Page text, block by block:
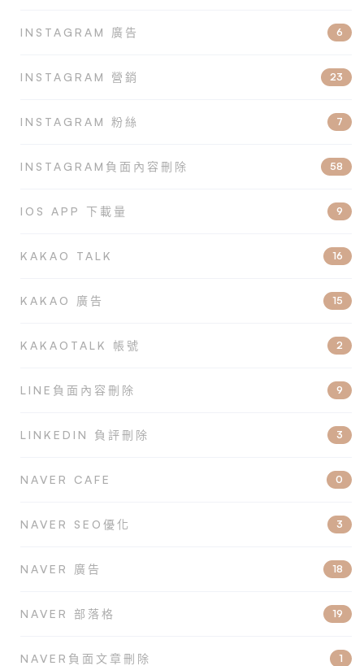
INSTAGRAM 廣告 6
INSTAGRAM 營銷 23
INSTAGRAM 粉絲 7
INSTAGRAM負面內容刪除 58
IOS APP 下載量 9
KAKAO TALK 16
KAKAO 廣告 15
KAKAOTALK 帳號 2
LINE負面內容刪除 9
LINKEDIN 負評刪除 3
NAVER CAFE 0
NAVER SEO優化 3
NAVER 廣告 18
NAVER 部落格 19
NAVER負面文章刪除 1